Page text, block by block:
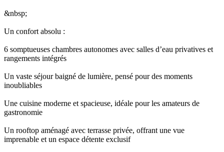
&nbsp;
Un confort absolu :
6 somptueuses chambres autonomes avec salles d’eau privatives et
rangements intégrés
Un vaste séjour baigné de lumière, pensé pour des moments
inoubliables
Une cuisine moderne et spacieuse, idéale pour les amateurs de
gastronomie
Un rooftop aménagé avec terrasse privée, offrant une vue
imprenable et un espace détente exclusif